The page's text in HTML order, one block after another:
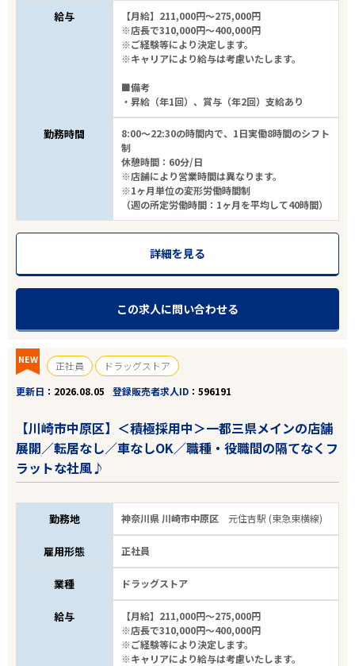
エリアで探す 駅から探す
川崎市中原区
雇用形態
給与
【月給】211,000円～275,000円
※店長で310,000円～400,000円
※ご経験等により決定します。
※キャリアにより給与は考慮いたします。
■備考
・昇給（年1回）、賞与（年2回）支給あり
勤務時間
8:00～22:30の時間内で、1日実働8時間のシフト
制
休憩時間：60分/日
※店舗により営業時間は異なります。
※1ヶ月単位の変形労働時間制
（週の所定労働時間：1ヶ月を平均して40時間）
詳細を見る
この求人に問い合わせる
NEW 正社員
ドラッグストア
更新日
2026.08.05 登録販売者求人ID 596191
【川崎市中原区】＜積極採用中＞一都三県メインの店舗
展開／転居なし／車なしOK／職種・役職間の隔てなくフ
ラットな社風♪
勤務地 神奈川県 川崎市中原区元住吉駅 (東急東横線)
雇用形態 正社員
業種 ドラッグストア
給与
【月給】211,000円～275,000円
※店長で310,000円～400,000円
※ご経験等により決定します。
※キャリアにより給与は考慮いたします。